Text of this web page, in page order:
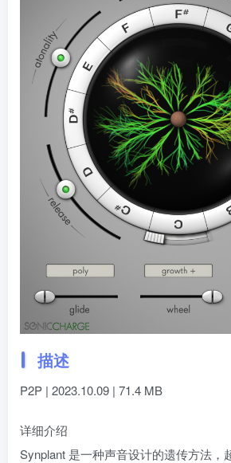
描述
P2P | 2023.10.09 | 71.4 MB
详细介绍
Synplant 是一种声音设计的遗传方法，